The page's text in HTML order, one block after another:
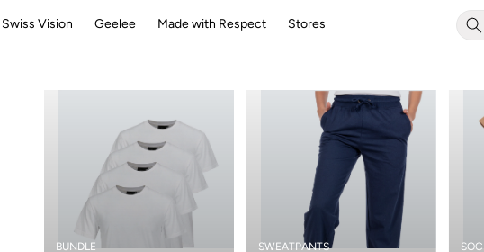
Swiss Vision Geelee Made with Respect Stores
BUNDLE SWEATPANTS